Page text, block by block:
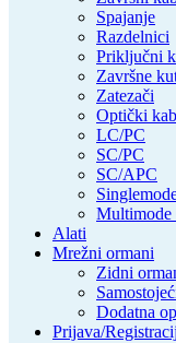
Spajanje
Razdelnici
Priključni
Završne
Zatezači
Optički
LC/PC
SC/PC
SC/APC
Alati
Mrežni ormani
Zidni
Dodatna
Prijava/